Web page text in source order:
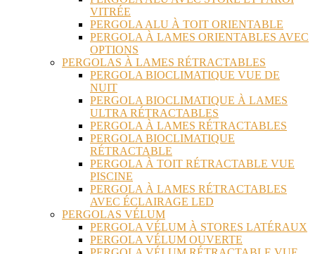
VITRÉE
PERGOLA ALU À TOIT ORIENTABLE
PERGOLA À LAMES ORIENTABLES AVEC
OPTIONS
PERGOLAS À LAMES RÉTRACTABLES
PERGOLA BIOCLIMATIQUE VUE DE
NUIT
PERGOLA BIOCLIMATIQUE À LAMES
ULTRA RÉTRACTABLES
PERGOLA À LAMES RÉTRACTABLES
PERGOLA BIOCLIMATIQUE
RÉTRACTABLE
PERGOLA À TOIT RÉTRACTABLE VUE
PISCINE
PERGOLA À LAMES RÉTRACTABLES
AVEC ÉCLAIRAGE LED
PERGOLAS VÉLUM
PERGOLA VÉLUM À STORES LATÉRAUX
PERGOLA VÉLUM OUVERTE